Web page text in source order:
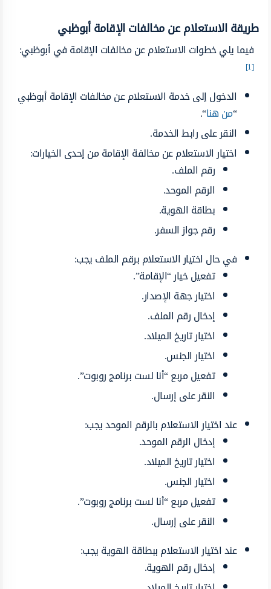
طريقة الاستعلام عن مخالفات الإقامة أبوظبي
فيما يلي خطوات الاستعلام عن مخالفات الإقامة في أبوظبي:
[1]
الدخول إلى خدمة الاستعلام عن مخالفات الإقامة أبوظبي
“من هنا“.
النقر على رابط الخدمة.
اختيار الاستعلام عن مخالفة الإقامة من إحدى الخيارات:
رقم الملف.
الرقم الموحد.
بطاقة الهوية.
رقم جواز السفر.
في حال اختيار الاستعلام برقم الملف يجب:
تفعيل خيار “الإقامة”.
اختيار جهة الإصدار.
إدخال رقم الملف.
اختيار تاريخ الميلاد.
اختيار الجنس.
تفعيل مربع “أنا لست برنامج روبوت”.
النقر على إرسال.
عند اختيار الاستعلام بالرقم الموحد يجب:
إدخال الرقم الموحد.
اختيار تاريخ الميلاد.
اختيار الجنس.
تفعيل مربع “أنا لست برنامج روبوت”.
النقر على إرسال.
عند اختيار الاستعلام ببطاقة الهوية يجب:
إدخال رقم الهوية.